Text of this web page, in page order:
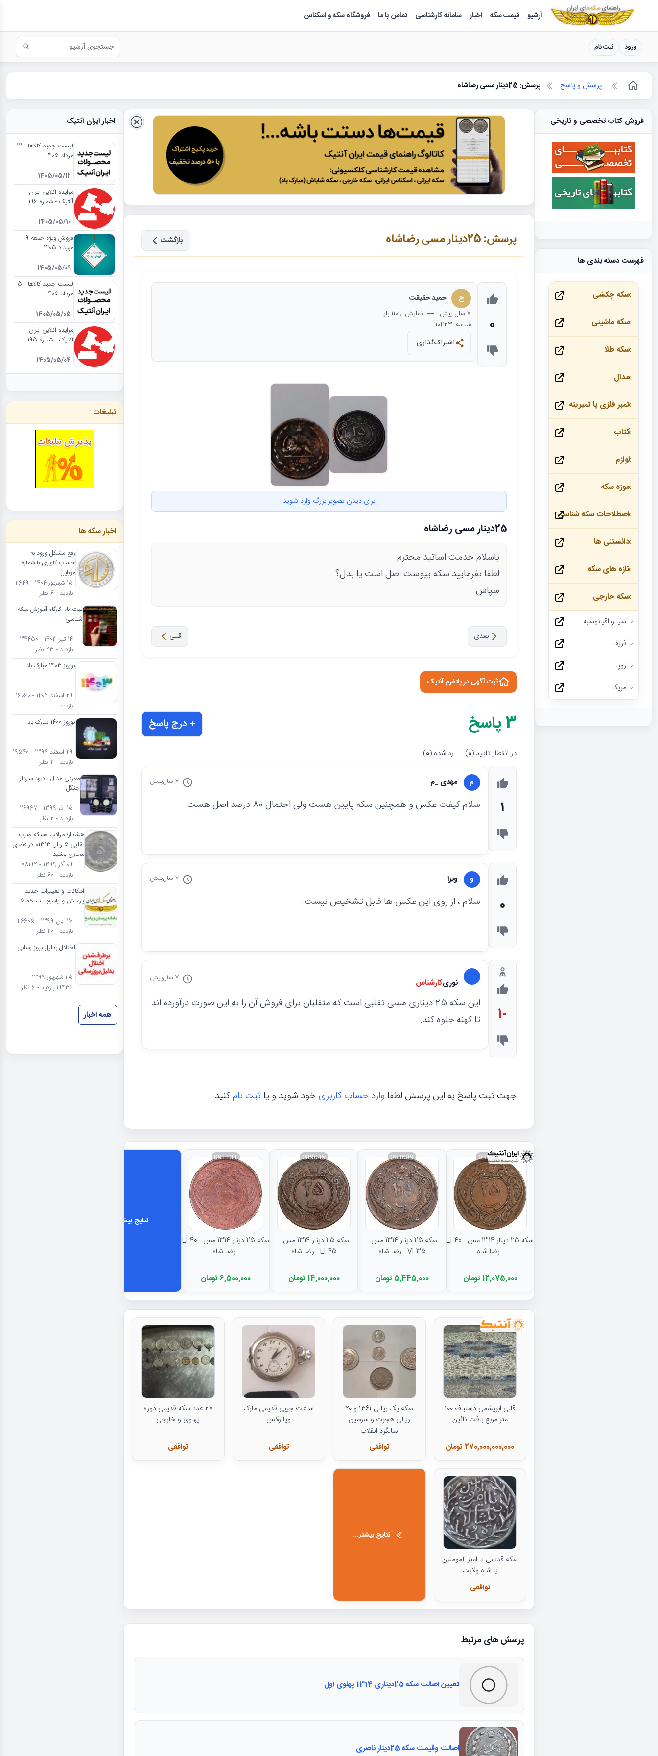
سکه ها ؛ راهنمای سکه شناسی
آرشیو قیمت سکه اخبار سامانه کارشناسی تماس با ما فروشگاه سکه و اسکناس
ورود ثبت نام
پرسش و پاسخ پرسش: 25دینار مسی رضاشاه
پرسش: 25دینار مسی رضاشاه بازگشت
0
ح حمید حقیقت
7 سال پیش — نمایش: 1109 بار
شناسه: 10423
اشتراک‌گذاری
برای دیدن تصویر بزرگ وارد شوید
25دینار مسی رضاشاه
باسلام.خدمت اساتید محترم
لطفا بفرمایید سکه پیوست اصل است یا بدل؟
سپاس
قبلی بعدی
ثبت آگهی در پلتفرم آنتیک
3پاسخ + درج پاسخ
در انتظار تایید (0) — رد شده (0
)
1
م مهدی _م 7 سال پیش
سلام کیفت عکس و همچنین سکه پایین هست ولی احتمال 80 درصد اصل هست
0
و ویرا 7 سال پیش
سلام ، از روی این عکس ها قابل تشخیص نیست.
-1
نوریکارشناس 7 سال پیش
این سکه 25 دیناری مسی تقلبی است که متقلبان برای فروش آن را به این صورت درآورده اند
تا کهنه جلوه کند.
جهت ثبت پاسخ به این پرسش لطفا وارد حساب کاربریخود شوید و یاثبت نامکنید
038292
سکه 25 دینار 1314 مس - EF40
- رضا شاه
12,075,000 تومان
083689
سکه 25 دینار 1314 مس -
VF35 - رضا شاه
5,445,000 تومان
089045
سکه 25 دینار 1314 مس -
EF45 - رضا شاه
14,000,000 تومان
091131
سکه 25 دینار 1314 مس - EF40
- رضا شاه
6,500,000 تومان
نتایج بیشتر...
قالی ابریشمی دستباف ۱۰۰
متر مربع بافت نائین
270,000,000,000 تومان
سکه یک ریالی ۱۳۶۱ و ۲۰
ریالی هجرت و سومین
سالگرد انقلاب
توافقی
ساعت جیبی قدیمی مارک
ویالوکس
توافقی
۲۷ عدد سکه قدیمی دوره
پهلوی و خارجی
توافقی
سکه قدیمی یا امیر المومنین
یا شاه ولایت
توافقی
نتایج بیشتر...
پرسش های مرتبط
تعیین اصالت سکه 25دیناری 1314 پهلوی اول
اصالت وقیمت سکه 25دینار ناصری
اخبار ایران آنتیک
لیست جدید کالاها - 12
مرداد 1405
1405/05/12
مزایده آنلاین ایران
آنتیک - شماره 196
1405/05/10
فروش ویژه جمعه 9
مهرداد 1405
1405/05/09
لیست جدید کالاها - 5
مرداد 1405
1405/05/05
مزایده آنلاین ایران
آنتیک - شماره 195
1405/05/04
تبلیغات
اخبار سکه ها
رفع مشکل ورود به
حساب کاربری با شماره
موبایل
15 شهریور 1404 - 2649
بازدید - 6 نظر
ثبت نام کارگاه آموزش سکه
شناسی
14 تیر 1403 - 34450
بازدید - 23 نظر
نوروز 1403 مبارک باد
29 اسفند 1402 - 16060
بازدید
نوروز 1400 مبارک باد
29 اسفند 1399 - 19540
بازدید - 2 نظر
معرفی مدال یادبود سردار
جنگل
15 آذر 1399 - 26967
بازدید - 2 نظر
هشدار؛ مراقب «سکه ضرب
تقلبی 5 ریال 1313» در فضای
مجازی باشید!
09 آذر 1399 - 78192
بازدید - 60 نظر
امکانات و تغییرات جدید
پرسش و پاسخ - نسخه 5
20 آبان 1399 - 26605
بازدید - 20 نظر
اختلال بدلیل بروز رسانی
25 شهریور 1399 -
19436 بازدید - 6 نظر
همه اخبار
فروش کتاب تخصصی و تاریخی
فهرست دسته بندی ها
سکه چکشی
سکه ماشینی
سکه طلا
مدال
تمبر فلزی یا تمبرینه
کتاب
لوازم
موزه سکه
اصطلاحات سکه شناسی
دانستنی ها
تازه های سکه
سکه خارجی
آسیا و اقیانوسیه
آفریقا
اروپا
آمریکا